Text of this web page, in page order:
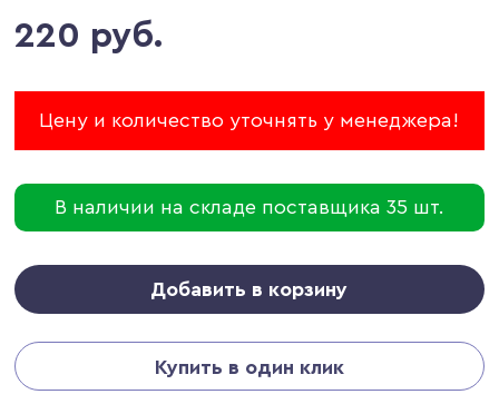
220 руб.
Цену и количество уточнять у менеджера!
В наличии на складе поставщика 35 шт.
Добавить в корзину
Купить в один клик